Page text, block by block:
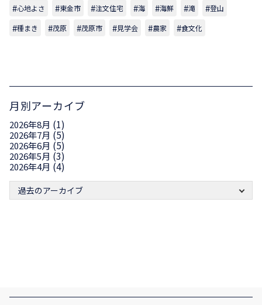
心地よさ
東金市 注文住宅 海 海鮮 滝
登山
種まき
茂原 茂原市 見学会 農家 食文化
月別アーカイブ
2026年8月 (1)
2026年7月 (5)
2026年6月 (5)
2026年5月 (3)
2026年4月 (4)
過去のアーカイブ